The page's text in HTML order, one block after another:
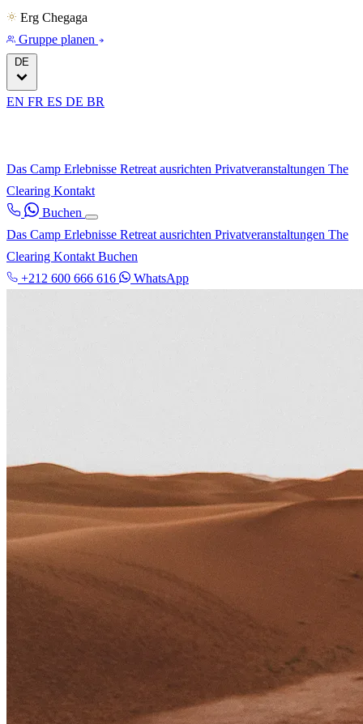
Erg Chegaga
Gruppe planen
DE
EN FR ES DE BR
Das Camp Erlebnisse Retreat ausrichten Privatveranstaltungen The
Clearing Kontakt
Buchen
Das Camp Erlebnisse Retreat ausrichten Privatveranstaltungen The
Clearing Kontakt Buchen
+212 600 666 616
WhatsApp